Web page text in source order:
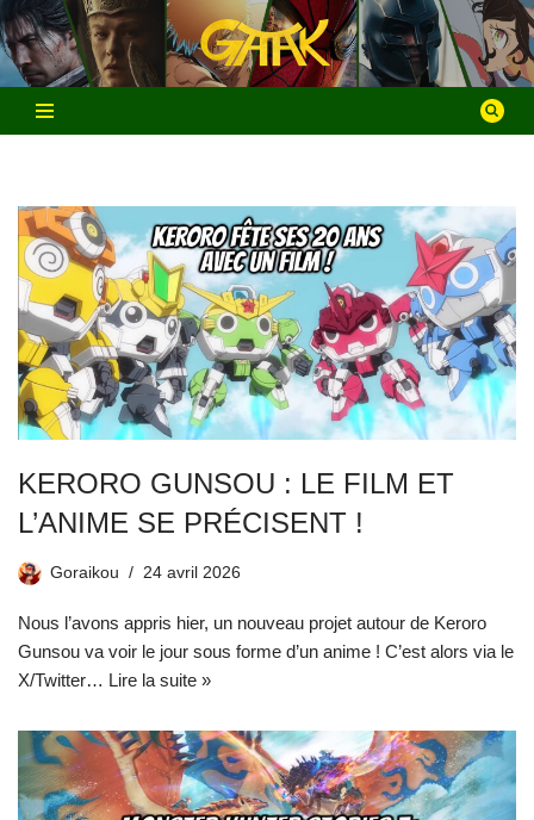
Aller
au
contenu
KERORO GUNSOU : LE FILM ET
L’ANIME SE PRÉCISENT !
Goraikou 24 avril 2026
Nous l’avons appris hier, un nouveau projet autour de Keroro
Gunsou va voir le jour sous forme d’un anime ! C’est alors via le
X/Twitter… Lire la suite »